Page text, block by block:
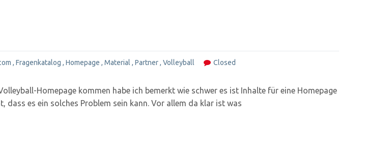
, Fragenkatalog , Homepage , Material , Partner, Volleyball Closed
Homepage kommen habe ich bemerkt wie schwer es ist Inhalte für eine Homepage
es ein solches Problem sein kann. Vor allem da klar ist was